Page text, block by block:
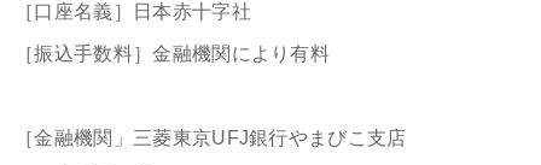
［口座名義］日本赤十字社
［振込手数料］金融機関により有料
［金融機関」三菱東京UFJ銀行やまびこ支店